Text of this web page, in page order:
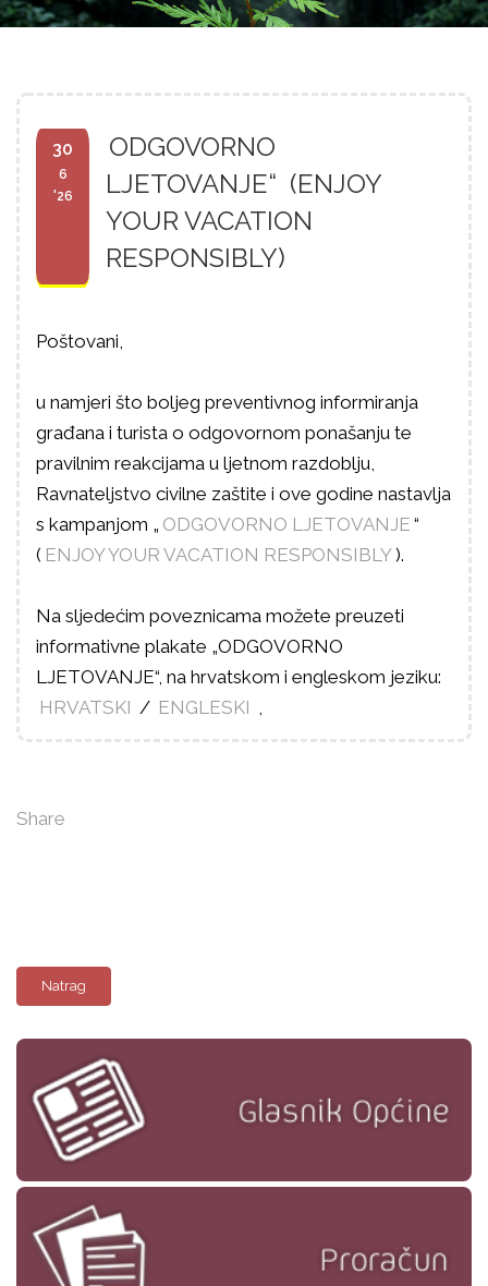
30
6
'26
ODGOVORNO
LJETOVANJE“ (ENJOY
YOUR VACATION
RESPONSIBLY)
Poštovani,
u namjeri što boljeg preventivnog informiranja
građana i turista o odgovornom ponašanju te
pravilnim reakcijama u ljetnom razdoblju,
Ravnateljstvo civilne zaštite i ove godine nastavlja
s kampanjom „ ODGOVORNO LJETOVANJE “
( ENJOY YOUR VACATION RESPONSIBLY ).
Na sljedećim poveznicama možete preuzeti
informativne plakate „ODGOVORNO
LJETOVANJE“, na hrvatskom i engleskom jeziku:
HRVATSKI / ENGLESKI ,
Share
Natrag